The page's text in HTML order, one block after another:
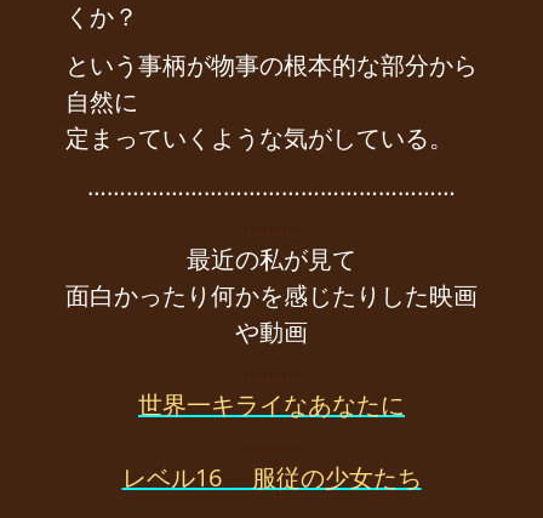
くか？
という事柄が物事の根本的な部分から
自然に
定まっていくような気がしている。
…………………………………………………
最近の私が見て
面白かったり何かを感じたりした映画
や動画
世界一キライなあなたに
レベル16 服従の少女たち